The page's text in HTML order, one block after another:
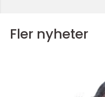
Fler nyheter